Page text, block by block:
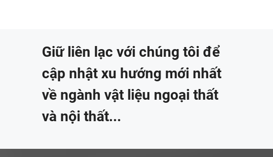
Giữ liên lạc với chúng tôi để
cập nhật xu hướng mới nhất
về ngành vật liệu ngoại thất
và nội thất...